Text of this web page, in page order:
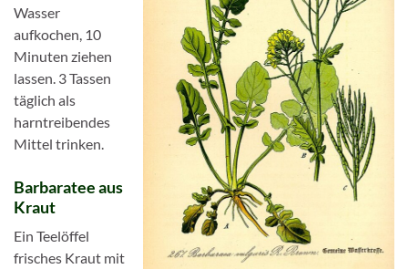
Wasser
aufkochen, 10
Minuten ziehen
lassen. 3 Tassen
täglich als
harntreibendes
Mittel trinken.
Barbaratee aus
Kraut
Ein Teelöffel
frisches Kraut mit